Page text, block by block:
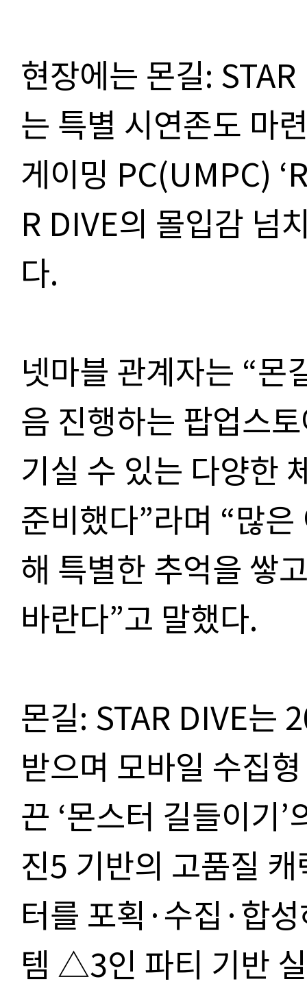
현장에는 몬길:
는 특별 시연존도 마
게이밍 PC(UMPC)
R DIVE의 몰입감 넘
다.
넷마블 관계자는 “몬
음 진행하는 팝업스
기실 수 있는 다양한
준비했다”라며 “많
해 특별한 추억을 쌓
바란다”고 말했다.
몬길: STAR DIVE는
받으며 모바일 수집
끈 ‘몬스터 길들이기
진5 기반의 고품질
터를 포획·수집·합
템 △3인 파티 기반